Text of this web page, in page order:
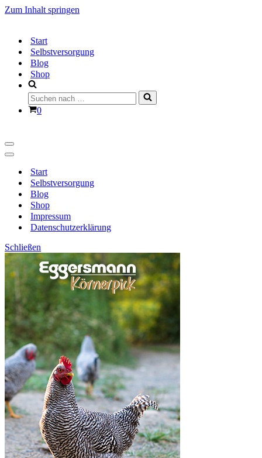
Zum Inhalt springen
Start
Selbstversorgung
Blog
Shop
Suchen
nach …
Warenkorb
0
Navigationsmenü
Navigationsmenü
Start
Selbstversorgung
Blog
Shop
Impressum
Datenschutzerklärung
Schließen